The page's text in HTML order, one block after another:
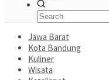
Jawa Barat
Kota Bandung
Kuliner
Wisata